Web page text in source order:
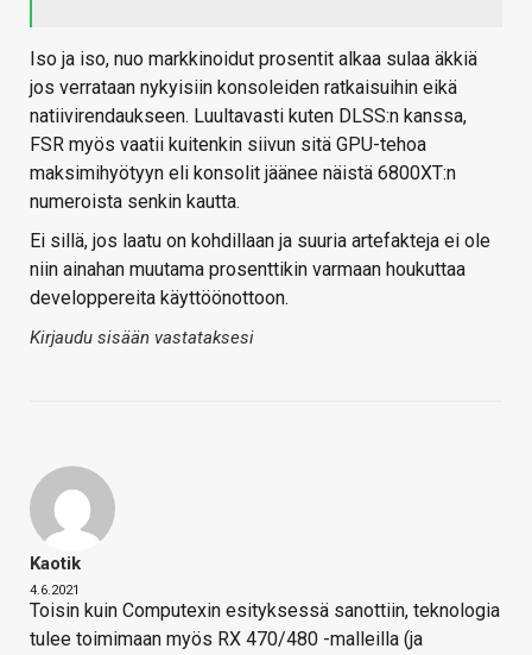
Iso ja iso, nuo markkinoidut prosentit alkaa sulaa äkkiä
jos verrataan nykyisiin konsoleiden ratkaisuihin eikä
natiivirendaukseen. Luultavasti kuten DLSS:n kanssa,
FSR myös vaatii kuitenkin siivun sitä GPU-tehoa
maksimihyötyyn eli konsolit jäänee näistä 6800XT:n
numeroista senkin kautta.
Ei sillä, jos laatu on kohdillaan ja suuria artefakteja ei ole
niin ainahan muutama prosenttikin varmaan houkuttaa
developpereita käyttöönottoon.
Kirjaudu sisään vastataksesi
Kaotik
4.6.2021
Toisin kuin Computexin esityksessä sanottiin, teknologia
tulee toimimaan myös RX 470/480 -malleilla (ja